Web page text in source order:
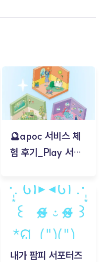
🔮apoc 서비스 체
험 후기_Play 서비
김태현
내가 팜피 서포터즈